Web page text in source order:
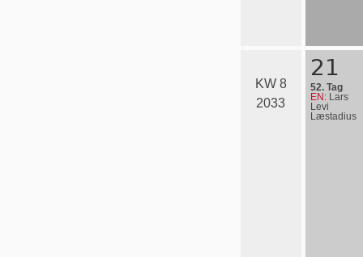
KW 8
2033
21
52. Tag
EN: Lars
Levi
Læstadius